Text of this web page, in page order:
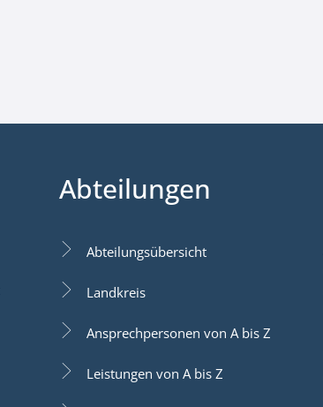
Abteilungen
Abteilungsübersicht
Landkreis
Ansprechpersonen von A bis Z
Leistungen von A bis Z